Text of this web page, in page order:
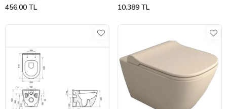
456,00 TL 10.389 TL